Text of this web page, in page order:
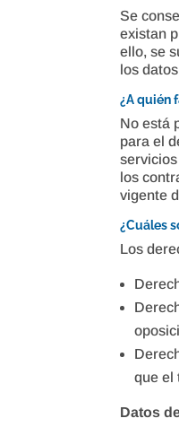
Se
existan
ello, se
los
¿A quién
No está
para el
los
vigente
¿Cuáles
Los
que el
Datos